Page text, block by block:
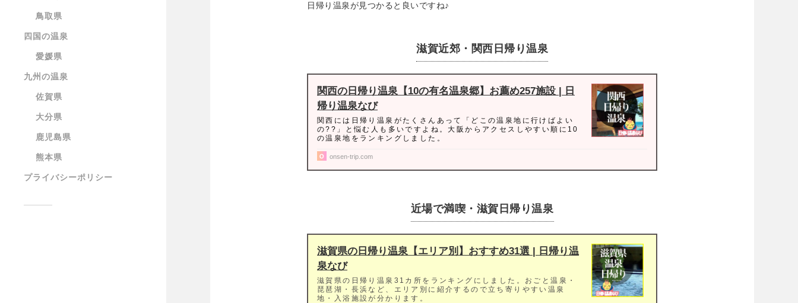
鳥取県
四国の温泉
愛媛県
九州の温泉
佐賀県
大分県
鹿児島県
熊本県
プライバシーポリシー
日帰り温泉が見つかると良いですね♪
滋賀近郊・関西日帰り温泉
関西の日帰り温泉【10の有名温泉郷】お薦め257施設 | 日
帰り温泉なび
関西には日帰り温泉がたくさんあって「どこの温泉地に行けばよい
の??」と悩む人も多いですよね。大阪からアクセスしやすい順に10
の温泉地をランキングしました。
onsen-trip.com
近場で満喫・滋賀日帰り温泉
滋賀県の日帰り温泉【エリア別】おすすめ31選 | 日帰り温
泉なび
滋賀県の日帰り温泉31カ所をランキングにしました。おごと温泉・
琵琶湖・長浜など、エリア別に紹介するので立ち寄りやすい温泉
地・入浴施設が分かります。